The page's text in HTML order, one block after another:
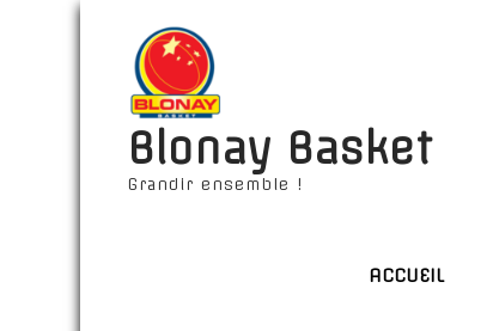
Blonay Basket
Grandir ensemble !
ACCUEIL